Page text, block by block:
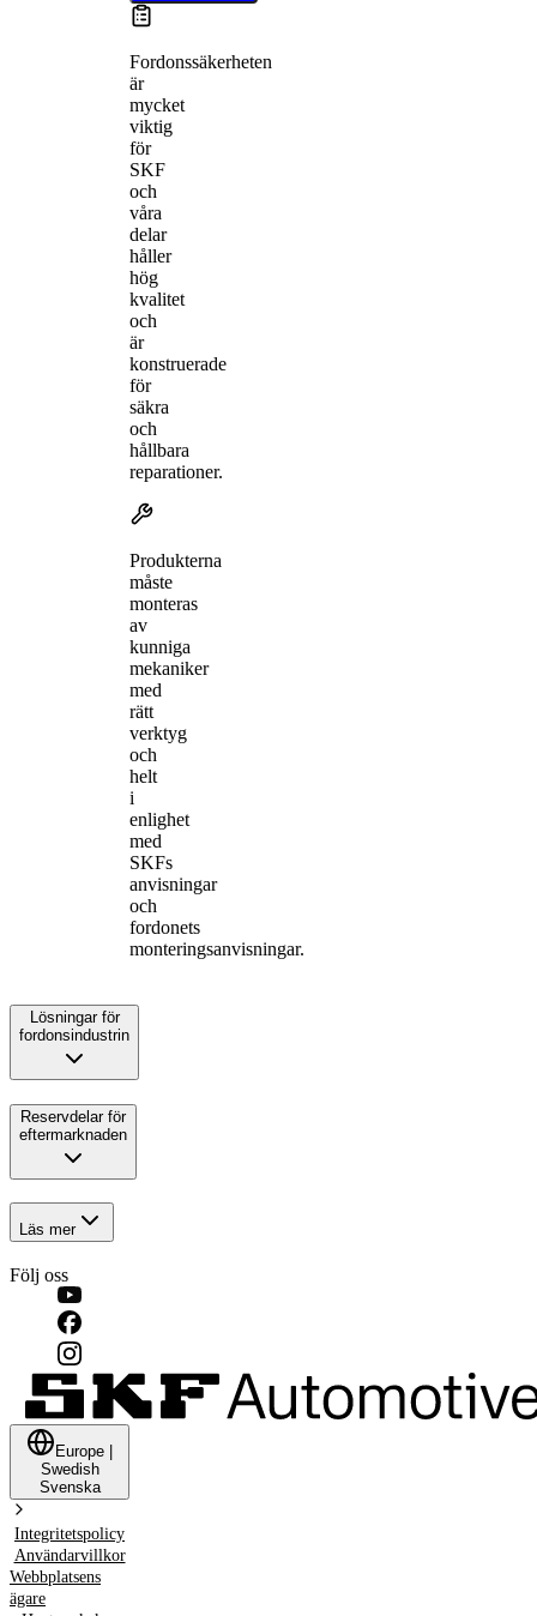
Fordonssäkerheten
är
mycket
viktig
för
SKF
och
våra
delar
håller
hög
kvalitet
och
är
konstruerade
för
säkra
och
hållbara
reparationer.
Produkterna
måste
monteras
av
kunniga
mekaniker
med
rätt
verktyg
och
helt
i
enlighet
med
SKFs
anvisningar
och
fordonets
monteringsanvisningar.
Lösningar för
fordonsindustrin
Reservdelar för
eftermarknaden
Läs mer
Följ oss
Europe
Swedish
Svenska
Integritetspolicy
Användarvillkor
Webbplatsens
ägare